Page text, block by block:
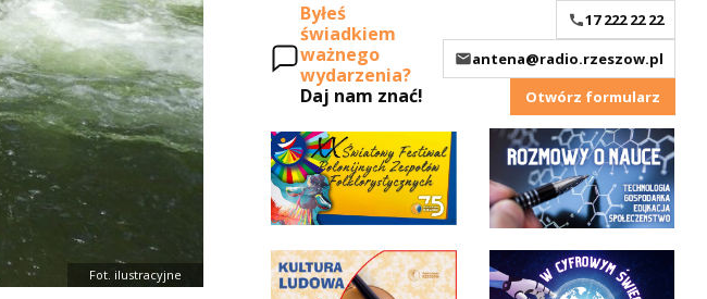
Fot. ilustracyjne
Byłeś
świadkiem
ważnego
wydarzenia?
Daj nam znać!
17 222 22 22
antena@radio.rzeszow.pl
Otwórz formularz